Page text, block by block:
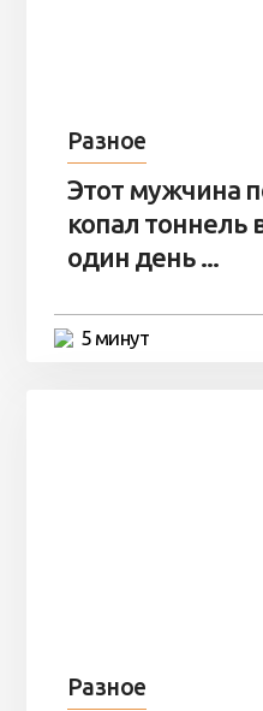
Разное
Этот мужчина
копал тоннель
один день ...
5 минут
Разное